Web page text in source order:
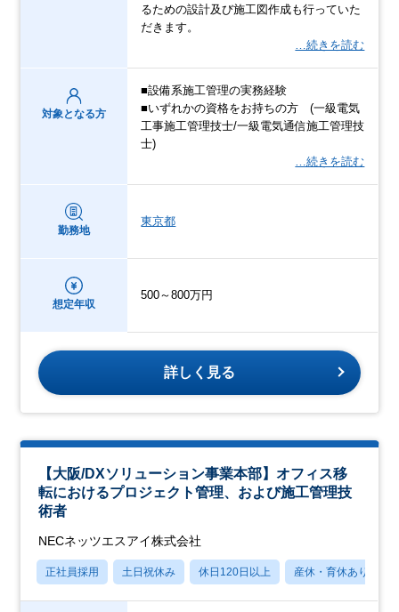
るための設計及び施工図作成も行っていた
だきます。
…続きを読む
対象となる方
■設備系施工管理の実務経験
■いずれかの資格をお持ちの方 (一級電気
工事施工管理技士/一級電気通信施工管理技
士)
…続きを読む
勤務地
東京都
想定年収
500～800万円
詳しく見る
【大阪/DXソリューション事業本部】オフィス移
転におけるプロジェクト管理、および施工管理技
術者
NECネッツエスアイ株式会社
正社員採用 土日祝休み 休日120日以上 産休・育休あり